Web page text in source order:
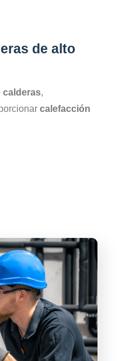
de alto
calderas,
calefacción